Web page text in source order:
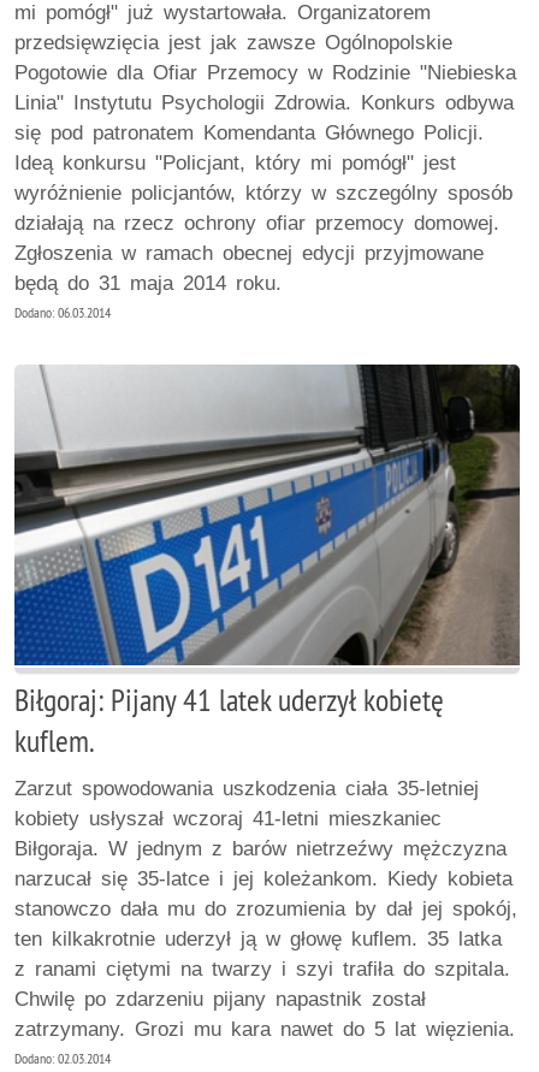
mi pomógł" już wystartowała. Organizatorem
przedsięwzięcia jest jak zawsze Ogólnopolskie
Pogotowie dla Ofiar Przemocy w Rodzinie "Niebieska
Linia" Instytutu Psychologii Zdrowia. Konkurs odbywa
się pod patronatem Komendanta Głównego Policji.
Ideą konkursu "Policjant, który mi pomógł" jest
wyróżnienie policjantów, którzy w szczególny sposób
działają na rzecz ochrony ofiar przemocy domowej.
Zgłoszenia w ramach obecnej edycji przyjmowane
będą do 31 maja 2014 roku.
Dodano: 06.03.2014
Biłgoraj: Pijany 41 latek uderzył kobietę
kuflem.
Zarzut spowodowania uszkodzenia ciała 35-letniej
kobiety usłyszał wczoraj 41-letni mieszkaniec
Biłgoraja. W jednym z barów nietrzeźwy mężczyzna
narzucał się 35-latce i jej koleżankom. Kiedy kobieta
stanowczo dała mu do zrozumienia by dał jej spokój,
ten kilkakrotnie uderzył ją w głowę kuflem. 35 latka
z ranami ciętymi na twarzy i szyi trafiła do szpitala.
Chwilę po zdarzeniu pijany napastnik został
zatrzymany. Grozi mu kara nawet do 5 lat więzienia.
Dodano: 02.03.2014